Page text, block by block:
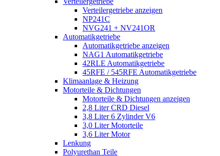
Verteilergetriebe anzeigen
NP241C
NVG241 + NV241OR
Automatikgetriebe
Automatikgetriebe anzeigen
NAG1 Automatikgetriebe
42RLE Automatikgetriebe
45RFE / 545RFE Automatikgetriebe
Klimaanlage & Heizung
Motorteile & Dichtungen
Motorteile & Dichtungen anzeigen
2,8 Liter CRD Diesel
3,8 Liter 6 Zylinder V6
3,0 Liter Motorteile
3,6 Liter Motor
Lenkung
Polyurethan Teile